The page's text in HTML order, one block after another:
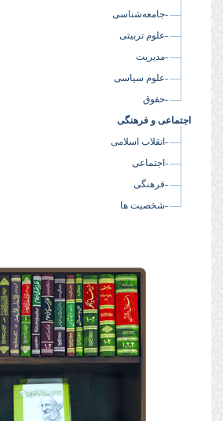
-جامعه‌شناسی
-علوم تربیتی
-مدیریت
-علوم سیاسی
-حقوق
اجتماعی و فرهنگی
-انقلاب اسلامی
-اجتماعی
-فرهنگی
-شخصیت ها